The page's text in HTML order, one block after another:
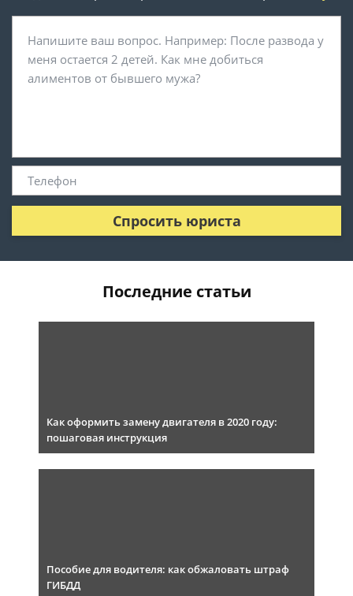
Спросить юриста
Последние статьи
Как оформить замену двигателя в 2020 году:
пошаговая инструкция
Пособие для водителя: как обжаловать штраф
ГИБДД